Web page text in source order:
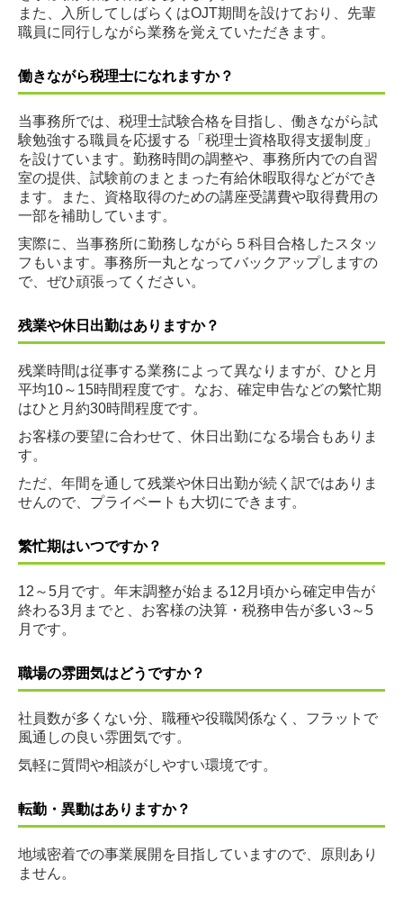
また、入所してしばらくはOJT期間を設けており、先輩
職員に同行しながら業務を覚えていただきます。
働きながら税理士になれますか？
当事務所では、税理士試験合格を目指し、働きながら試
験勉強する職員を応援する「税理士資格取得支援制度」
を設けています。勤務時間の調整や、事務所内での自習
室の提供、試験前のまとまった有給休暇取得などができ
ます。また、資格取得のための講座受講費や取得費用の
一部を補助しています。
実際に、当事務所に勤務しながら５科目合格したスタッ
フもいます。事務所一丸となってバックアップしますの
で、ぜひ頑張ってください。
残業や休日出勤はありますか？
残業時間は従事する業務によって異なりますが、ひと月
平均10～15時間程度です。なお、確定申告などの繁忙期
はひと月約30時間程度です。
お客様の要望に合わせて、休日出勤になる場合もありま
す。
ただ、年間を通して残業や休日出勤が続く訳ではありま
せんので、プライベートも大切にできます。
繁忙期はいつですか？
12～5月です。年末調整が始まる12月頃から確定申告が
終わる3月までと、お客様の決算・税務申告が多い3～5
月です。
職場の雰囲気はどうですか？
社員数が多くない分、職種や役職関係なく、フラットで
風通しの良い雰囲気です。
気軽に質問や相談がしやすい環境です。
転勤・異動はありますか？
地域密着での事業展開を目指していますので、原則あり
ません。